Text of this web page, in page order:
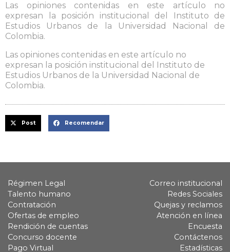
Las opiniones contenidas en este artículo no
expresan la posición institucional del Instituto de
Estudios Urbanos de la Universidad Nacional de
Colombia.
Las opiniones contenidas en este artículo no
expresan la posición institucional del Instituto de
Estudios Urbanos de la Universidad Nacional de
Colombia.
Post Recomendar
Régimen Legal
Talento humano
Contratación
Ofertas de empleo
Rendición de cuentas
Concurso docente
Pago Virtual
Correo institucional
Redes Sociales
Quejas y reclamos
Atención en línea
Encuesta
Contáctenos
Estadísticas